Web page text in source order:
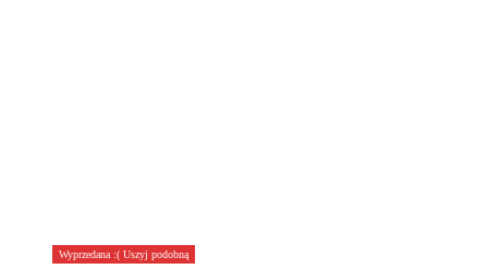
Wyprzedana :( Uszyj podobną